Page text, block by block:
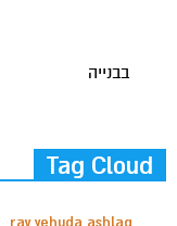
בבנייה
Tag Cloud
rav yehuda ashlag